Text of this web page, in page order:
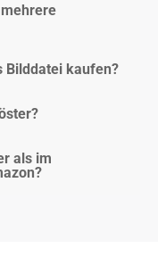
Bilddatei kaufen?
als im